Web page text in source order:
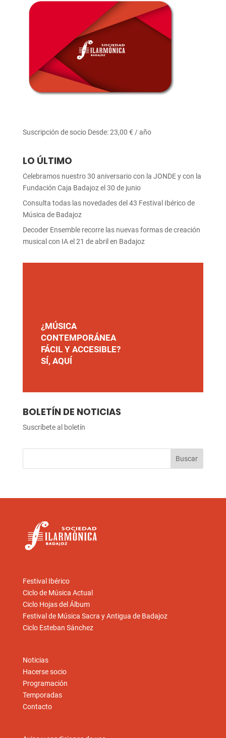
Suscripción de socio Desde:23,00 € / año
LO ÚLTIMO
Celebramos nuestro 30 aniversario con la JONDE y con la
Fundación Caja Badajoz el 30 de junio
Consulta todas las novedades del 43 Festival Ibérico de
Música de Badajoz
Decoder Ensemble recorre las nuevas formas de creación
musical con IA el 21 de abril en Badajoz
¿MÚSICA
CONTEMPORÁNEA
FÁCIL Y ACCESIBLE?
SÍ, AQUÍ
BOLETÍN DE NOTICIAS
Suscríbete al boletín
Festival Ibérico
Ciclo de Música Actual
Ciclo Hojas del Álbum
Festival de Música Sacra y Antigua de Badajoz
Ciclo Esteban Sánchez
Noticias
Hacerse socio
Programación
Temporadas
Contacto